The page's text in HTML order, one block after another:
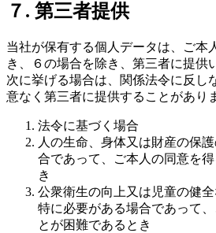
７. 第三者提供
当社が保有する個人データは、ご本
き、６の場合を除き、第三者に提供
次に挙げる場合は、関係法令に反し
意なく第三者に提供することがあり
法令に基づく場合
人の生命、身体又は財産の保
合であって、ご本人の同意を
き
公衆衛生の向上又は児童の健
特に必要がある場合であって
とが困難であるとき